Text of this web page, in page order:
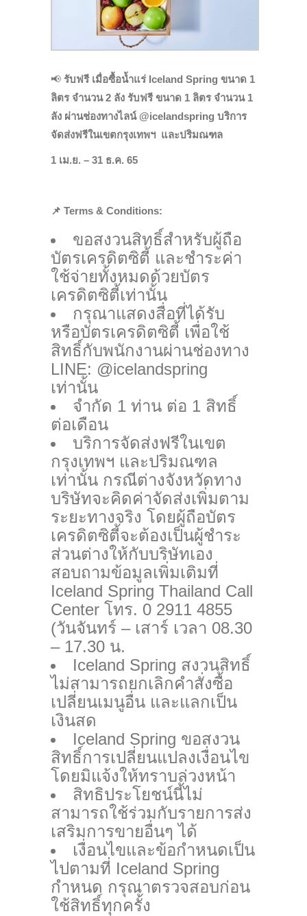
📢 รับฟรี เมื่อซื้อน้ำแร่ Iceland Spring ขนาด 1
ลิตร จำนวน 2 ลัง รับฟรี ขนาด 1 ลิตร จำนวน 1
ลัง ผ่านช่องทางไลน์ @icelandspring บริการ
จัดส่งฟรีในเขตกรุงเทพฯ และปริมณฑล
1 เม.ย. – 31 ธ.ค. 65
📌 Terms & Conditions:
ขอสงวนสิทธิ์สำหรับผู้ถือ
บัตรเครดิตซิตี้ และชำระค่า
ใช้จ่ายทั้งหมดด้วยบัตร
เครดิตซิตี้เท่านั้น
กรุณาแสดงสื่อที่ได้รับ
หรือบัตรเครดิตซิตี้ เพื่อใช้
สิทธิ์กับพนักงานผ่านช่องทาง
LINE: @icelandspring
เท่านั้น
จำกัด 1 ท่าน ต่อ 1 สิทธิ์
ต่อเดือน
บริการจัดส่งฟรีในเขต
กรุงเทพฯ และปริมณฑล
เท่านั้น กรณีต่างจังหวัดทาง
บริษัทจะคิดค่าจัดส่งเพิ่มตาม
ระยะทางจริง โดยผู้ถือบัตร
เครดิตซิตี้จะต้องเป็นผู้ชำระ
ส่วนต่างให้กับบริษัทเอง
สอบถามข้อมูลเพิ่มเติมที่
Iceland Spring Thailand Call
Center โทร. 0 2911 4855
(วันจันทร์ – เสาร์ เวลา 08.30
– 17.30 น.
Iceland Spring สงวนสิทธิ์
ไม่สามารถยกเลิกคำสั่งซื้อ
เปลี่ยนเมนูอื่น และแลกเป็น
เงินสด
Iceland Spring ขอสงวน
สิทธิ์การเปลี่ยนแปลงเงื่อนไข
โดยมิแจ้งให้ทราบล่วงหน้า
สิทธิประโยชน์นี้ไม่
สามารถใช้ร่วมกับรายการส่ง
เสริมการขายอื่นๆ ได้
เงื่อนไขและข้อกำหนดเป็น
ไปตามที่ Iceland Spring
กำหนด กรุณาตรวจสอบก่อน
ใช้สิทธิ์ทุกครั้ง